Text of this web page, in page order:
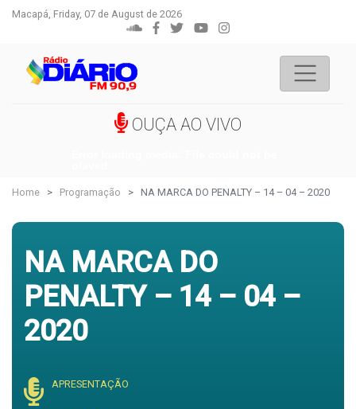
Macapá, Friday, 07 de August de 2026
OUÇA AO VIVO
Home Programação NA MARCA DO PENALTY – 14 – 04 – 2020
NA MARCA DO
PENALTY – 14 – 04 –
2020
APRESENTAÇÃO